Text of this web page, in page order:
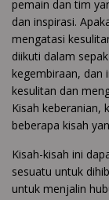
pemain dan tim
dan inspirasi.
mengatasi
diikuti dalam
kegembiraan, dan
kesulitan dan
Kisah keberanian,
beberapa kisah
Kisah-kisah ini
sesuatu untuk
untuk menjalin